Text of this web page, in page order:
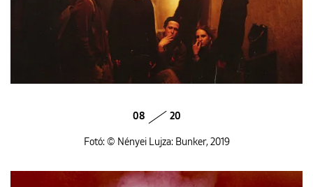
08 20
Fotó: © Nényei Lujza: Bunker, 2019